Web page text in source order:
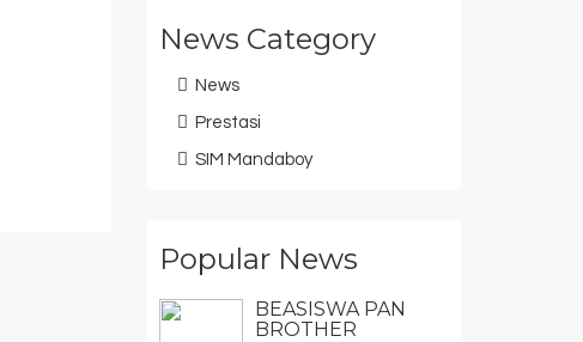
News Category
News
Prestasi
SIM Mandaboy
Popular News
BEASISWA PAN
BROTHER